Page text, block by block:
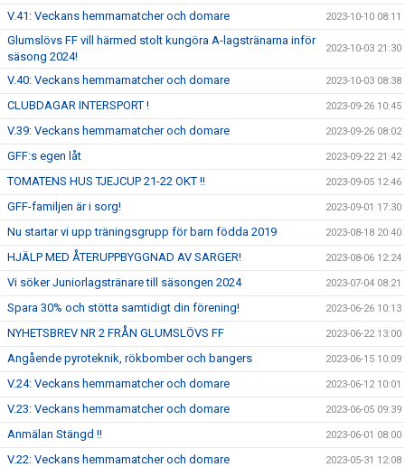
V.41: Veckans hemmamatcher och domare 2023-10-10 08:11
Glumslövs FF vill härmed stolt kungöra A-lagstränarna inför
säsong 2024!
2023-10-03 21:30
V.40: Veckans hemmamatcher och domare 2023-10-03 08:38
CLUBDAGAR INTERSPORT ! 2023-09-26 10:45
V.39: Veckans hemmamatcher och domare 2023-09-26 08:02
GFF:s egen låt 2023-09-22 21:42
TOMATENS HUS TJEJCUP 21-22 OKT !! 2023-09-05 12:46
GFF-familjen är i sorg! 2023-09-01 17:30
Nu startar vi upp träningsgrupp för barn födda 2019 2023-08-18 20:40
HJÄLP MED ÅTERUPPBYGGNAD AV SARGER! 2023-08-06 12:24
Vi söker Juniorlagstränare till säsongen 2024 2023-07-04 08:21
Spara 30% och stötta samtidigt din förening! 2023-06-26 10:13
NYHETSBREV NR 2 FRÅN GLUMSLÖVS FF 2023-06-22 13:00
Angående pyroteknik, rökbomber och bangers 2023-06-15 10:09
V.24: Veckans hemmamatcher och domare 2023-06-12 10:01
V.23: Veckans hemmamatcher och domare 2023-06-05 09:39
Anmälan Stängd !! 2023-06-01 08:00
V.22: Veckans hemmamatcher och domare 2023-05-31 12:08